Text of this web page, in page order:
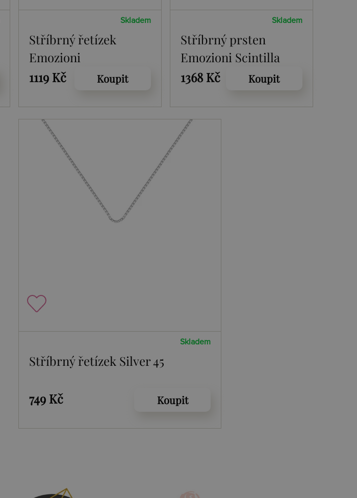
Skladem
Stříbrný řetízek
Emozioni
Intermittent Silver 45
1119 Kč Koupit
Skladem
Stříbrný prsten
Emozioni Scintilla
Peridot Nature
1368 Kč Koupit
Skladem
Stříbrný řetízek Silver 45
749 Kč Koupit